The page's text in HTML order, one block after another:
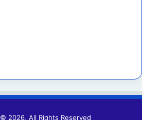
2026, All Rights Reserved